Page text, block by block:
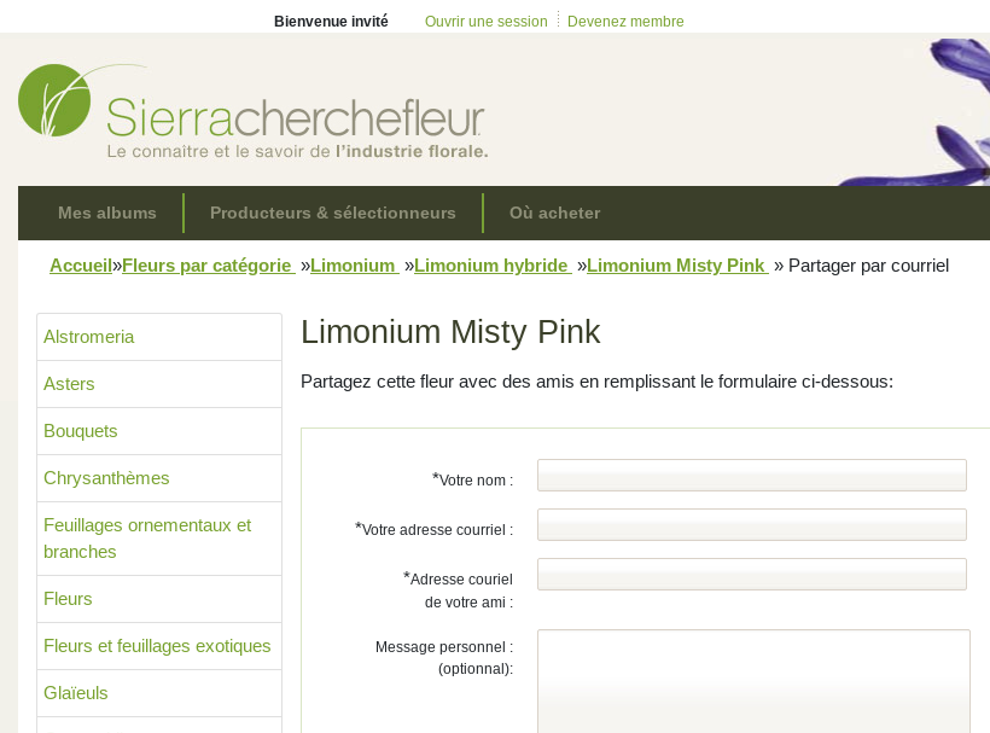
Bienvenue invité Ouvrir une session Devenez membre
Mes albums Producteurs & sélectionneurs Où acheter
Accueil»Fleurs par catégorie »Limonium »Limonium hybride »Limonium Misty Pink » Partager par courriel
Alstromeria
Asters
Bouquets
Chrysanthèmes
Feuillages ornementaux et
branches
Fleurs
Fleurs et feuillages exotiques
Glaïeuls
Limonium Misty Pink
Partagez cette fleur avec des amis en remplissant le formulaire ci-dessous:
*Votre nom :
*Votre adresse courriel :
*Adresse couriel
de votre ami :
Message personnel :
(optionnal):